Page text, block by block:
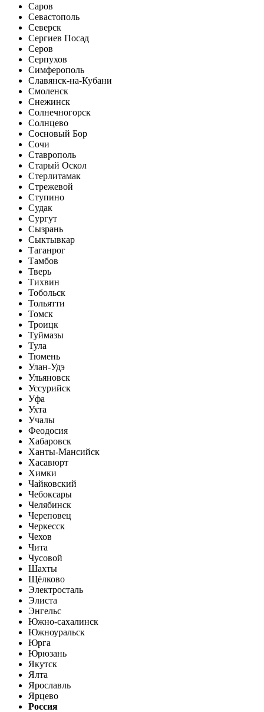
Саров
Севастополь
Северск
Сергиев Посад
Серов
Серпухов
Симферополь
Славянск-на-Кубани
Смоленск
Снежинск
Солнечногорск
Солнцево
Сосновый Бор
Сочи
Ставрополь
Старый Оскол
Стерлитамак
Стрежевой
Ступино
Судак
Сургут
Сызрань
Сыктывкар
Таганрог
Тамбов
Тверь
Тихвин
Тобольск
Тольятти
Томск
Троицк
Туймазы
Тула
Тюмень
Улан-Удэ
Ульяновск
Уссурийск
Уфа
Ухта
Учалы
Феодосия
Хабаровск
Ханты-Мансийск
Хасавюрт
Химки
Чайковский
Чебоксары
Челябинск
Череповец
Черкесск
Чехов
Чита
Чусовой
Шахты
Щёлково
Электросталь
Элиста
Энгельс
Южно-сахалинск
Южноуральск
Юрга
Юрюзань
Якутск
Ялта
Ярославль
Ярцево
Россия